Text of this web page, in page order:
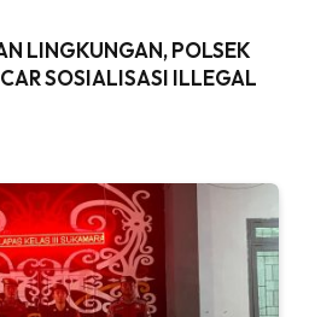
LINGKUNGAN, POLSEK
SOSIALISASI ILLEGAL